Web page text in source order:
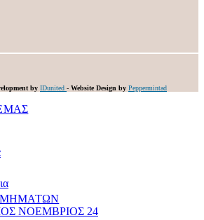
by IDunited - Website Design by Peppermintad
ΝΟΕΜΒΡΙΟΣ 24